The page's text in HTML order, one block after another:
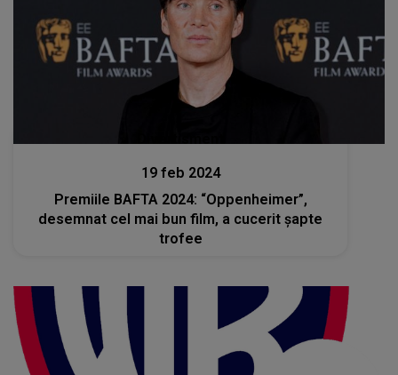
19 feb 2024
Premiile BAFTA 2024: “Oppenheimer”,
desemnat cel mai bun film, a cucerit şapte
trofee